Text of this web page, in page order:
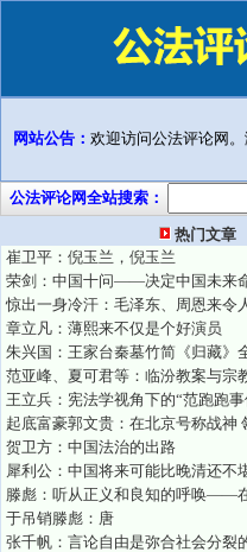
网站公告： 欢迎访问公法评论网。
公法评论网全站搜索：
热门文章
崔卫平：倪玉兰，倪玉兰
荣剑：中国十问——决定中国未来
惊出一身冷汗：毛泽东、周恩来令
章立凡：薄熙来不仅是个好演员
朱兴国：王家台秦墓竹简《归藏》
范亚峰、夏可君等：临汾教案与宗
王立兵：宪法学视角下的“范跑跑
起底富豪郭文贵：在北京号称战神
贺卫方：中国法治的出路
犀利公：中国将来可能比晚清还不
滕彪：听从正义和良知的呼唤——
于吊销滕彪：唐
张千帆：言论自由是弥合社会分裂